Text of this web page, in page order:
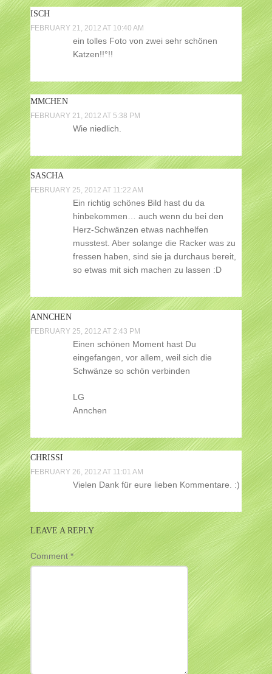
ISCH
FEBRUARY 21, 2012 AT 10:40 AM
ein tolles Foto von zwei sehr schönen
Katzen!!°!!
MMCHEN
FEBRUARY 21, 2012 AT 5:38 PM
Wie niedlich.
SASCHA
FEBRUARY 25, 2012 AT 11:22 AM
Ein richtig schönes Bild hast du da
hinbekommen… auch wenn du bei den
Herz-Schwänzen etwas nachhelfen
musstest. Aber solange die Racker was zu
fressen haben, sind sie ja durchaus bereit,
so etwas mit sich machen zu lassen :D
ANNCHEN
FEBRUARY 25, 2012 AT 2:43 PM
Einen schönen Moment hast Du
eingefangen, vor allem, weil sich die
Schwänze so schön verbinden
LG
Annchen
CHRISSI
FEBRUARY 26, 2012 AT 11:01 AM
Vielen Dank für eure lieben Kommentare. :)
LEAVE A REPLY
Comment *